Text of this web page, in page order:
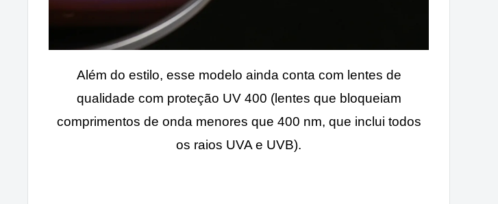
Além do estilo, esse modelo ainda conta com lentes de
qualidade com proteção UV 400 (lentes que bloqueiam
comprimentos de onda menores que 400 nm, que inclui todos
os raios UVA e UVB).